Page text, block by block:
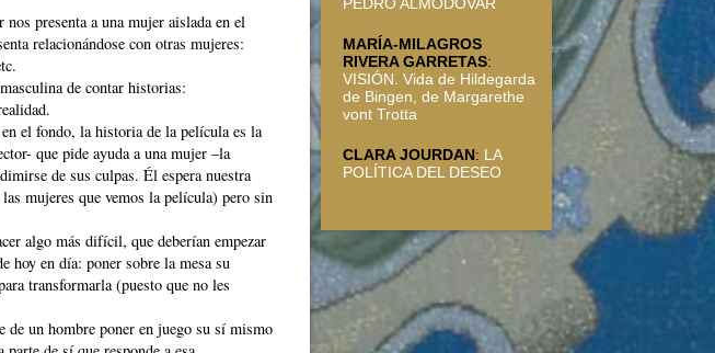
presenta a una mujer aislada en el
relacionándose con otras mujeres:
de contar historias:
el fondo, la historia de la película es la
que pide ayuda a una mujer –la
de sus culpas. Él espera nuestra
mujeres que vemos la película) pero sin
algo más difícil, que deberían empezar
hoy en día: poner sobre la mesa su
transformarla (puesto que no les
de un hombre poner en juego su sí mismo
MARÍA-MILAGROS
RIVERA GARRETAS:
VISIÓN. Vida de Hildegarda
de Bingen, de Margarethe
vont Trotta
CLARA JOURDAN: LA
POLÍTICA DEL DESEO